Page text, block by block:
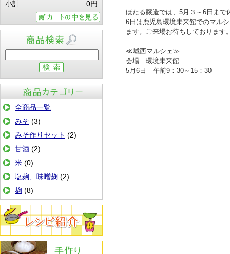
小計
0円
カートの中を見る
商品カテゴリ
全商品一覧
みそ (3)
みそ作りセット (2)
甘酒 (2)
米 (0)
塩麹、味噌麹 (2)
麹 (8)
レシピ紹介
ほたる醸造では、5月３～6日まで
6日は鹿児島環境未来館でのマル
ます。ご来場お待ちしております
≪城西マルシェ≫
会場 環境未来館
5月6日 午前9：30～15：30